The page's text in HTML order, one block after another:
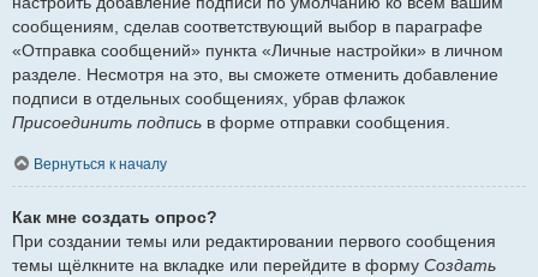
сообщениям, сделав соответствующий выбор в параграфе
«Отправка сообщений» пункта «Личные настройки» в личном
разделе. Несмотря на это, вы сможете отменить добавление
подписи в отдельных сообщениях, убрав флажок
Присоединить подпись в форме отправки сообщения.
Вернуться к началу
Как мне создать опрос?
При создании темы или редактировании первого сообщения
темы щёлкните на вкладке или перейдите в форму Создать